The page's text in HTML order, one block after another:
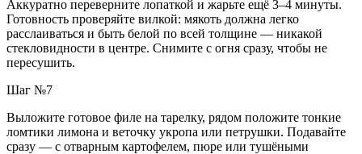
Аккуратно переверните лопаткой и жарьте ещё 3–4 минуты.
Готовность проверяйте вилкой: мякоть должна легко
расслаиваться и быть белой по всей толщине — никакой
стекловидности в центре. Снимите с огня сразу, чтобы не
пересушить.
Шаг №7
Выложите готовое филе на тарелку, рядом положите тонкие
ломтики лимона и веточку укропа или петрушки. Подавайте
сразу — с отварным картофелем, пюре или тушёными